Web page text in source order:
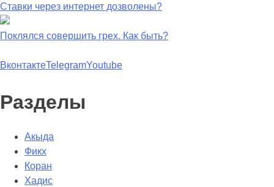
Ставки через интернет дозволены?
Поклялся совершить грех. Как быть?
ВконтактеTelegramYoutube
Разделы
Акыда
Фикх
Коран
Хадис